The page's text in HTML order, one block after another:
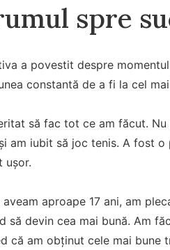
spre
a povestit despre
constantă de a fi la cel
să fac tot ce am făcut.
am iubit să joc tenis. A fost o
ușor.
aveam aproape 17 ani, am
să devin cea mai bună. Am
că am obținut cele mai bune